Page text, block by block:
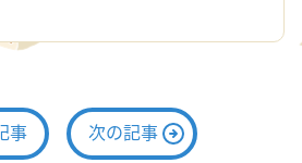
事 次の記事